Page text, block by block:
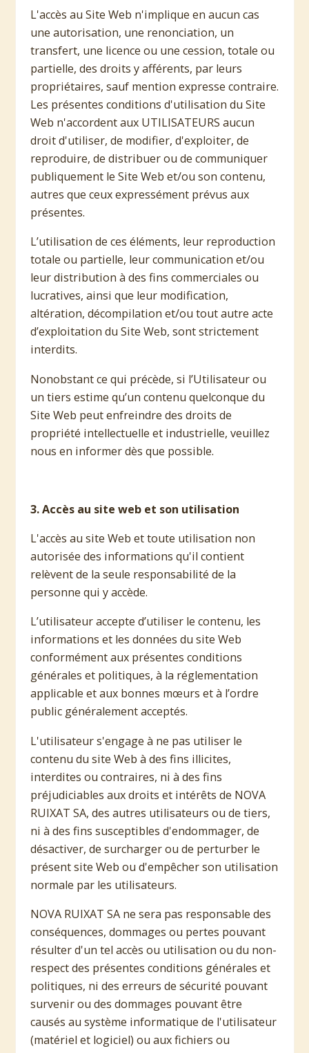
L'accès au Site Web n'implique en aucun cas
une autorisation, une renonciation, un
transfert, une licence ou une cession, totale ou
partielle, des droits y afférents, par leurs
propriétaires, sauf mention expresse contraire.
Les présentes conditions d'utilisation du Site
Web n'accordent aux UTILISATEURS aucun
droit d'utiliser, de modifier, d'exploiter, de
reproduire, de distribuer ou de communiquer
publiquement le Site Web et/ou son contenu,
autres que ceux expressément prévus aux
présentes.
L’utilisation de ces éléments, leur reproduction
totale ou partielle, leur communication et/ou
leur distribution à des fins commerciales ou
lucratives, ainsi que leur modification,
altération, décompilation et/ou tout autre acte
d’exploitation du Site Web, sont strictement
interdits.
Nonobstant ce qui précède, si l’Utilisateur ou
un tiers estime qu’un contenu quelconque du
Site Web peut enfreindre des droits de
propriété intellectuelle et industrielle, veuillez
nous en informer dès que possible.
3. Accès au site web et son utilisation
L'accès au site Web et toute utilisation non
autorisée des informations qu'il contient
relèvent de la seule responsabilité de la
personne qui y accède.
L’utilisateur accepte d’utiliser le contenu, les
informations et les données du site Web
conformément aux présentes conditions
générales et politiques, à la réglementation
applicable et aux bonnes mœurs et à l’ordre
public généralement acceptés.
L'utilisateur s'engage à ne pas utiliser le
contenu du site Web à des fins illicites,
interdites ou contraires, ni à des fins
préjudiciables aux droits et intérêts de NOVA
RUIXAT SA, des autres utilisateurs ou de tiers,
ni à des fins susceptibles d'endommager, de
désactiver, de surcharger ou de perturber le
présent site Web ou d'empêcher son utilisation
normale par les utilisateurs.
NOVA RUIXAT SA ne sera pas responsable des
conséquences, dommages ou pertes pouvant
résulter d'un tel accès ou utilisation ou du non-
respect des présentes conditions générales et
politiques, ni des erreurs de sécurité pouvant
survenir ou des dommages pouvant être
causés au système informatique de l'utilisateur
(matériel et logiciel) ou aux fichiers ou